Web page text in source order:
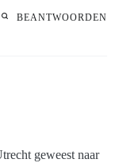
BEANTWOORDEN
geweest naar